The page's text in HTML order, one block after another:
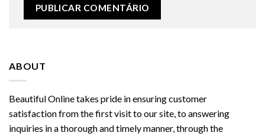
ABOUT
Beautiful Online takes pride in ensuring customer
satisfaction from the first visit to our site, to answering
inquiries in a thorough and timely manner, through the